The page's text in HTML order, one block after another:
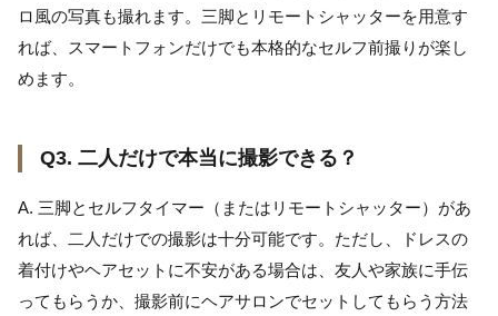
ロ風の写真も撮れます。三脚とリモートシャッターを用意す
れば、スマートフォンだけでも本格的なセルフ前撮りが楽し
めます。
Q3. 二人だけで本当に撮影できる？
A. 三脚とセルフタイマー（またはリモートシャッター）があ
れば、二人だけでの撮影は十分可能です。ただし、ドレスの
着付けやヘアセットに不安がある場合は、友人や家族に手伝
ってもらうか、撮影前にヘアサロンでセットしてもらう方法